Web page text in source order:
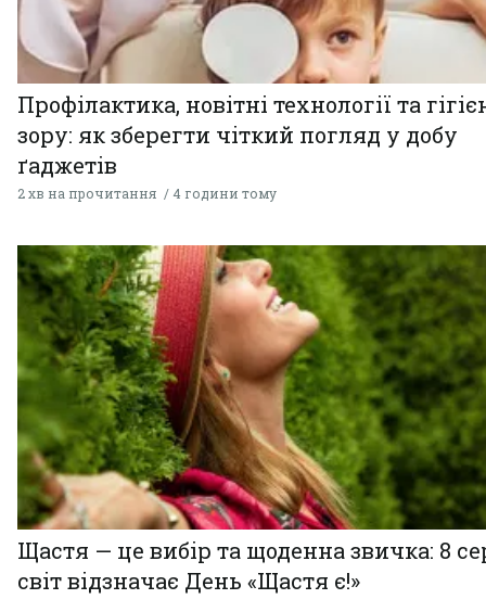
Профілактика, новітні технології та
зору: як зберегти чіткий погляд у добу
ґаджетів
2 хв на прочитання 4 години тому
Щастя — це вибір та щоденна звичка: 8
світ відзначає День «Щастя є!»